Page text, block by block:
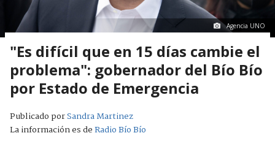
Agencia UNO
"Es difícil que en 15 días cambie el
problema": gobernador del Bío Bío
por Estado de Emergencia
Publicado porSandra Martinez
La información es deRadio Bío Bío